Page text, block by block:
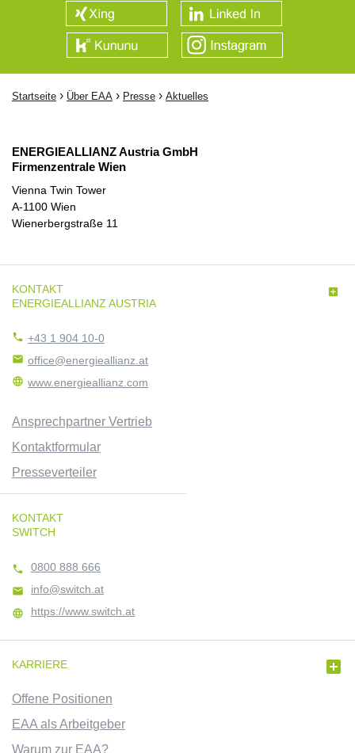
Startseite › Über EAA › Presse › Aktuelles
ENERGIEALLIANZ Austria GmbH
Firmenzentrale Wien
Vienna Twin Tower
A-1100 Wien
Wienerbergstraße 11
KONTAKT
ENERGIEALLIANZ AUSTRIA

 +43 1 904 10-0
 office@energieallianz.at
 www.energieallianz.com
Ansprechpartner Vertrieb
Kontaktformular
Presseverteiler
KONTAKT
SWITCH
 0800 888 666
 info@switch.at
 https://www.switch.at
KARRIERE 
Offene Positionen
EAA als Arbeitgeber
Warum zur EAA?